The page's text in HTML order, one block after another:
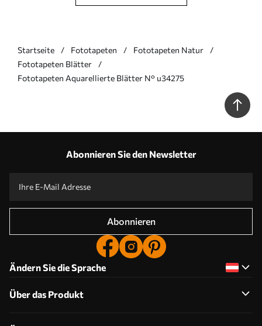
Startseite Fototapeten
Fototapeten Natur
Fototapeten Blätter
Fototapeten Aquarellierte Blätter N° u34275
Abonnieren Sie den Newsletter
Abonnieren
Ändern Sie die Sprache
Über das Produkt